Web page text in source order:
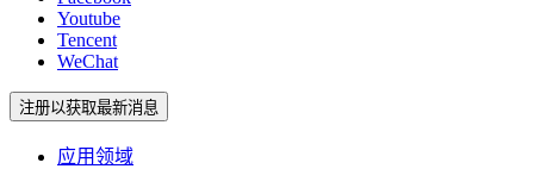
Youtube
Tencent
WeChat
注册以获取最新消息
应用领域